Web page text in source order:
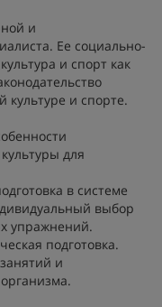
и
Ее социально-
и спорт как
культуре и спорте.
для
в системе
выбор
упражнений.
подготовка.
и